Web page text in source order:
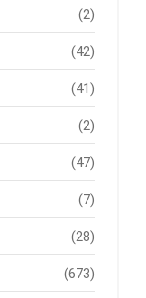
(2)
(42)
(41)
(2)
(47)
(7)
(28)
(673)